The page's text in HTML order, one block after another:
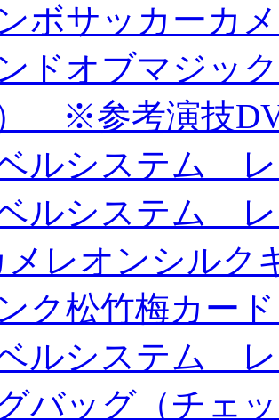
ボサッカーカ
ドオブマジッ
※参考演技
ルシステム
ルシステム
メレオンシル
ク松竹梅カー
ルシステム
バッグ（チェ